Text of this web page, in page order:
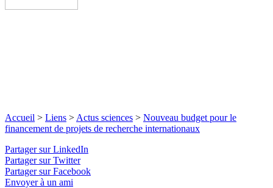
Accueil > Liens > Actus sciences > Nouveau budget pour le
financement de projets de recherche internationaux
Partager sur LinkedIn
Partager sur Twitter
Partager sur Facebook
Envoyer à un ami